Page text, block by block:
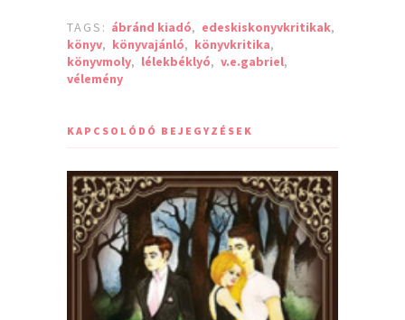
TAGS: ábránd kiadó, edeskiskonyvkritikak,
könyv, könyvajánló, könyvkritika,
könyvmoly, lélekbéklyó, v.e.gabriel,
vélemény
KAPCSOLÓDÓ BEJEGYZÉSEK